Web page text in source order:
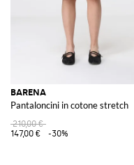
BARENA
Pantaloncini in cotone stretch
210,00 €
147,00 €
-30%